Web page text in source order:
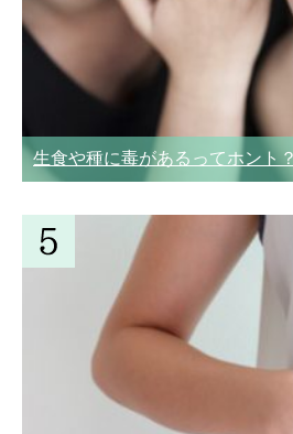
生食や種に毒があるってホント